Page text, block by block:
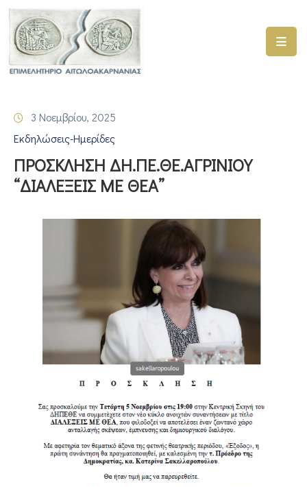
ΑΡΧΙΚΗ
ΓΕΜΗ
–
ΠΡΟΓΡΑΜΜΑΤΑ
ΕΠΙΚΑΙΡΟΤΗΤΑ
3 Νοεμβρίου, 2025
Εκδηλώσεις-Ημερίδες
ΠΡΟΣΚΛΗΣΗ ΔΗ.ΠΕ.ΘΕ.ΑΓΡΙΝΙΟΥ
“ΔΙΑΛΕΞΕΙΣ ΜΕ ΘΕΑ”